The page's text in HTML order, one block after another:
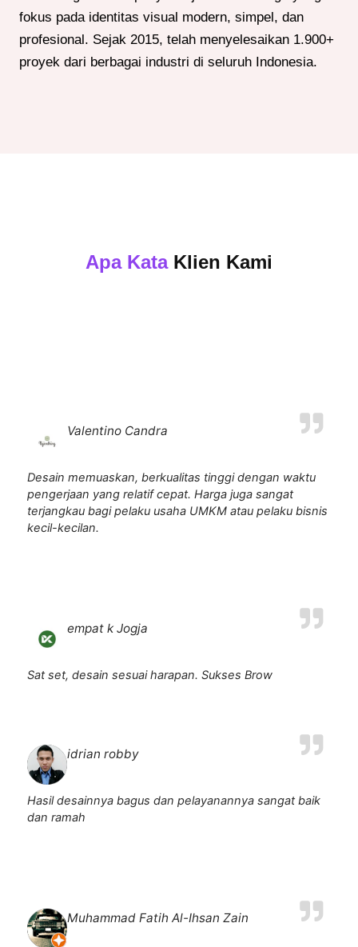
fokus pada identitas visual modern, simpel, dan
profesional. Sejak 2015, telah menyelesaikan 1.900+
proyek dari berbagai industri di seluruh Indonesia.
Apa KataKlien Kami
Valentino Candra
Desain memuaskan, berkualitas tinggi dengan waktu
pengerjaan yang relatif cepat. Harga juga sangat
terjangkau bagi pelaku usaha UMKM atau pelaku bisnis
kecil-kecilan.
empat k Jogja
Sat set, desain sesuai harapan. Sukses Brow
idrian robby
Hasil desainnya bagus dan pelayanannya sangat baik
dan ramah
Muhammad Fatih Al-Ihsan Zain